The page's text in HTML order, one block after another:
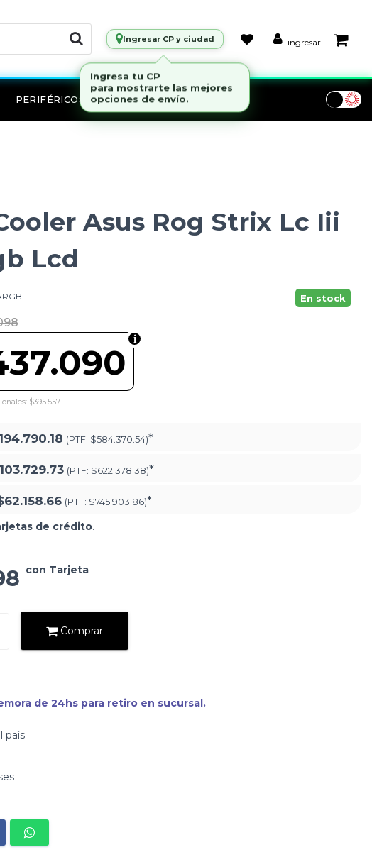
Ingresar CP y ciudad ingresar
PERIFÉRICOS Marcas
Asus Rog Strix Lc Iii
Lcd
En stock
$395.557
(PTF: $584.370.54)*
(PTF: $622.378.38)*
(PTF: $745.903.86)*
de crédito.
con Tarjeta
Comprar
de 24hs para retiro en sucursal.
país